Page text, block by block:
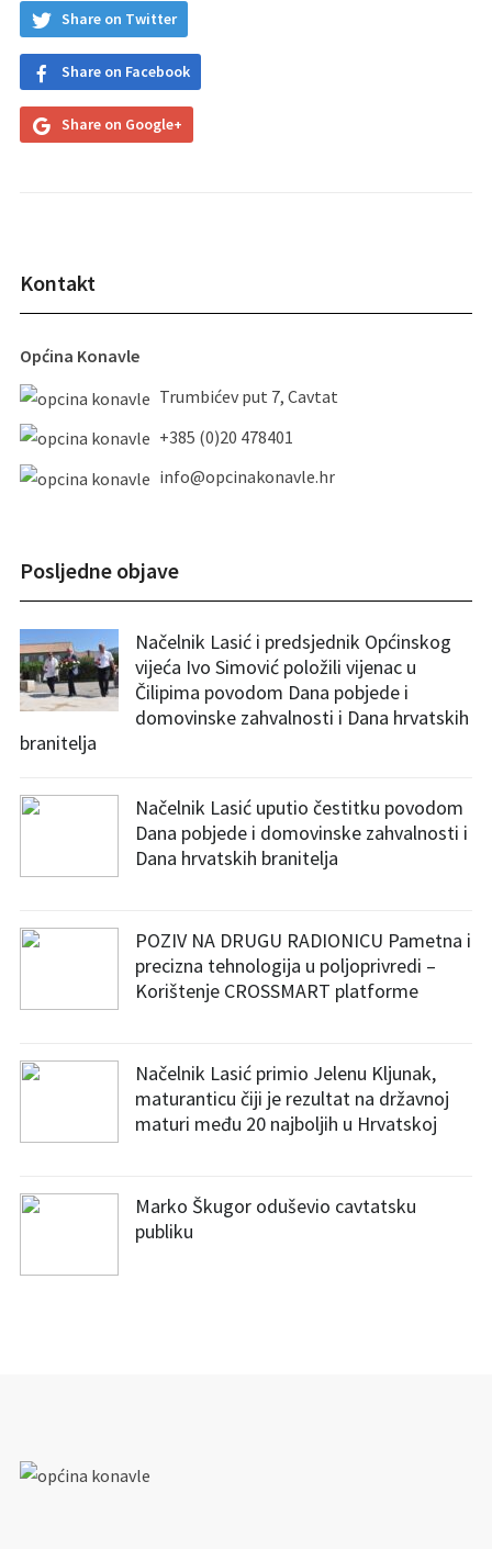
Share on Twitter
Share on Facebook
Share on Google+
Kontakt
Općina Konavle
Trumbićev put 7, Cavtat
+385 (0)20 478401
info@opcinakonavle.hr
Posljedne objave
Načelnik Lasić i predsjednik Općinskog
vijeća Ivo Simović položili vijenac u
Čilipima povodom Dana pobjede i
domovinske zahvalnosti i Dana hrvatskih
branitelja
Načelnik Lasić uputio čestitku povodom
Dana pobjede i domovinske zahvalnosti i
Dana hrvatskih branitelja
POZIV NA DRUGU RADIONICU Pametna i
precizna tehnologija u poljoprivredi –
Korištenje CROSSMART platforme
Načelnik Lasić primio Jelenu Kljunak,
maturanticu čiji je rezultat na državnoj
maturi među 20 najboljih u Hrvatskoj
Marko Škugor oduševio cavtatsku
publiku